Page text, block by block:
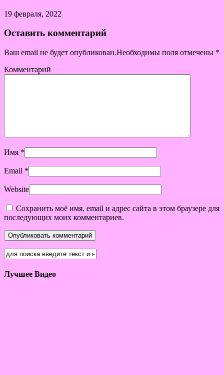
19 февраля, 2022
Оставить комментарий
Ваш email не будет опубликован.Необходимы поля отмечены *
Комментарий
Имя *
Email *
Website
Сохранить моё имя, email и адрес сайта в этом браузере для
последующих моих комментариев.
Лучшее Видео